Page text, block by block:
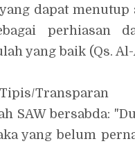
dapat menutup
perhiasan
yang baik (Qs.
Transparan
SAW bersabda:
yang belum